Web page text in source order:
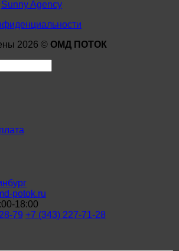
Sunny Agency
2026 © ОМД ПОТОК
potok.ru
18:00
79 +7 (343) 227-71-28